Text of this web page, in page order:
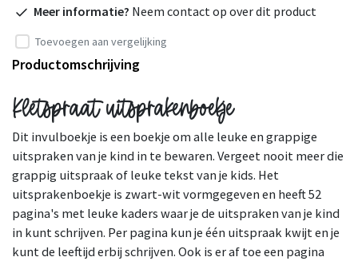
Meer informatie? Neem contact op over dit product
Toevoegen aan vergelijking
Productomschrijving
Kletspraat uitsprakenboekje
Dit invulboekje is een boekje om alle leuke en grappige
uitspraken van je kind in te bewaren. Vergeet nooit meer die
grappig uitspraak of leuke tekst van je kids. Het
uitsprakenboekje is zwart-wit vormgegeven en heeft 52
pagina's met leuke kaders waar je de uitspraken van je kind
in kunt schrijven. Per pagina kun je één uitspraak kwijt en je
kunt de leeftijd erbij schrijven. Ook is er af toe een pagina